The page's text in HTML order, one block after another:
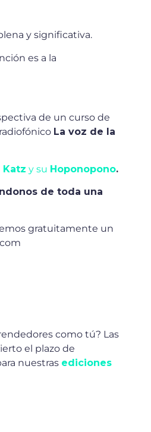
y significativa.
es a la
de un curso de
La voz de la
Katz y su Hoponopono.
de toda una
gratuitamente un
como tú? Las
el plazo de
nuestras ediciones